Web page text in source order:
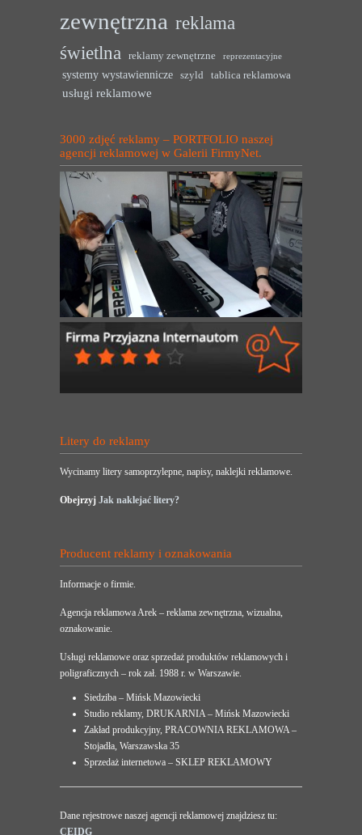
zewnętrzna reklama
świetlna
reklamy zewnętrzne reprezentacyjne
systemy wystawiennicze szyld tablica reklamowa
usługi reklamowe
3000 zdjęć reklamy – PORTFOLIO naszej
agencji reklamowej w Galerii FirmyNet.
Litery do reklamy
Wycinamy litery samoprzylepne, napisy, naklejki reklamowe.
Obejrzyj Jak naklejać litery?
Producent reklamy i oznakowania
Informacje o firmie.
Agencja reklamowa Arek – reklama zewnętrzna, wizualna,
oznakowanie.
Usługi reklamowe oraz sprzedaż produktów reklamowych i
poligraficznych – rok zał. 1988 r. w Warszawie.
Siedziba – Mińsk Mazowiecki
Studio reklamy, DRUKARNIA – Mińsk Mazowiecki
Zakład produkcyjny, PRACOWNIA REKLAMOWA –
Stojadła, Warszawska 35
Sprzedaż internetowa – SKLEP REKLAMOWY
Dane rejestrowe naszej agencji reklamowej znajdziesz tu:
CEIDG